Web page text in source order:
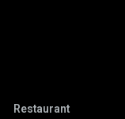
Restaurant